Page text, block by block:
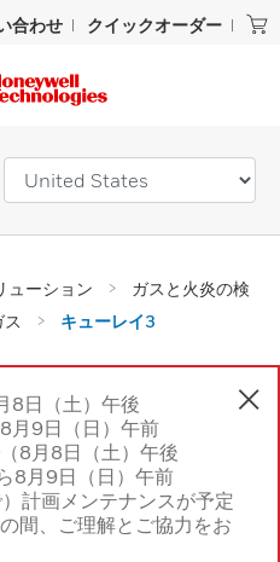
合わせ クイックオーダー
ューション
ガスと火炎の検
キューレイ3
8日（土）午後
月9日（日）午前
8月8日（土）午後
8月9日（日）午前
計画メンテナンスが予定
間、ご理解とご協力をお